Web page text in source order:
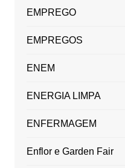
EMPREGO
EMPREGOS
ENEM
ENERGIA LIMPA
ENFERMAGEM
Enflor e Garden Fair